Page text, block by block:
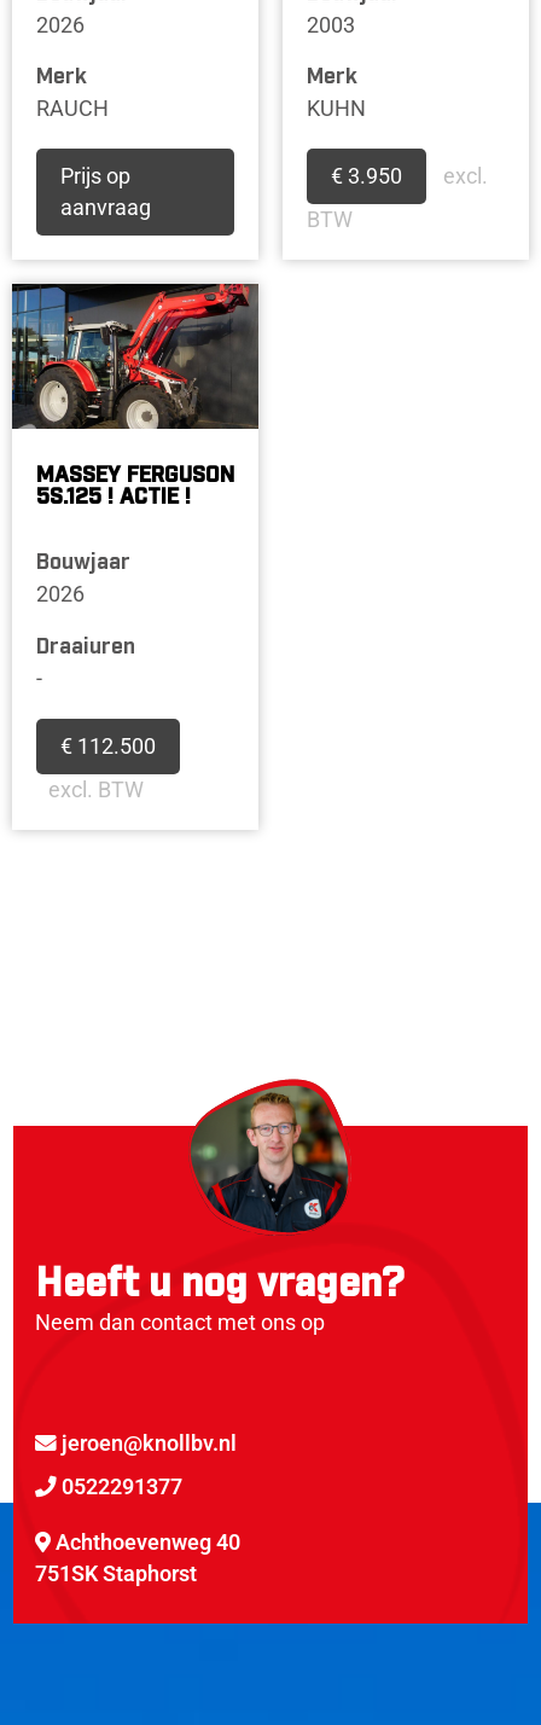
2026
Merk
RAUCH
Prijs op
aanvraag
2003
Merk
KUHN
€ 3.950
excl.
BTW
MASSEY FERGUSON
5S.125 ! ACTIE !
Bouwjaar
2026
Draaiuren
-
€ 112.500
excl. BTW
Heeft u nog vragen?
Neem dan contact met ons op
jeroen@knollbv.nl
0522291377
Achthoevenweg 40
751SK Staphorst